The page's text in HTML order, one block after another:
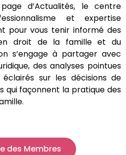
d’Actualités, le centre
et expertise
pour vous tenir informé des
droit de la famille et du
s’engage à partager avec
des analyses pointues
sur les décisions de
qui façonnent la pratique des
des Membres